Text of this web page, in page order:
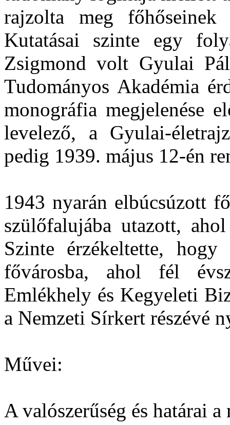
rajzolta meg
Kutatásai szinte egy
Zsigmond volt Gyulai
Tudományos Akadémia
monográfia megjelenése
levelező, a Gyulai-
pedig 1939. május 12-én
1943 nyarán elbúcsúzott
szülőfalujába utazott,
Szinte érzékeltette,
fővárosba, ahol fél
Emlékhely és Kegyeleti
a Nemzeti Sírkert részévé
Művei:
A valószerűség és határai